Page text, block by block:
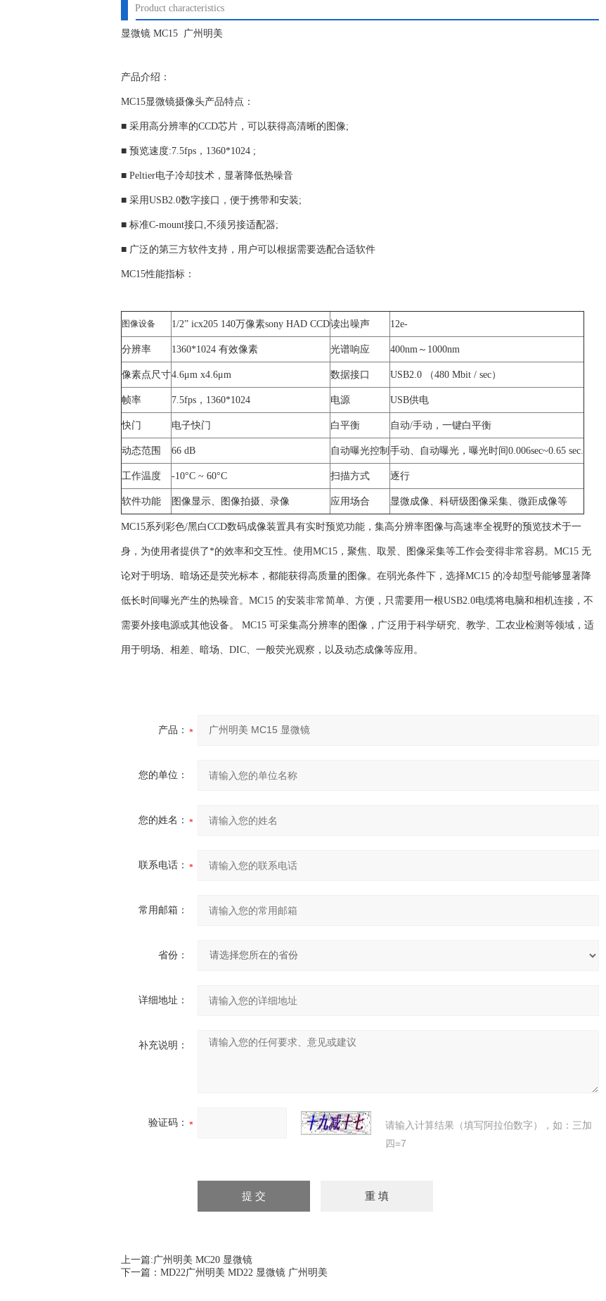
Product characteristics
显微镜 MC15 广州明美
产品介绍：
MC15显微镜摄像头产品特点：
■ 采用高分辨率的CCD芯片，可以获得高清晰的图像;
■ 预览速度:7.5fps，1360*1024 ;
■ Peltier电子冷却技术，显著降低热噪音
■ 采用USB2.0数字接口，便于携带和安装;
■ 标准C-mount接口,不须另接适配器;
■ 广泛的第三方软件支持，用户可以根据需要选配合适软件
MC15性能指标：
图像设备 1/2” icx205 140万像素sony HAD CCD读出噪声 12e-
分辨率 1360*1024 有效像素 光谱响应 400nm～1000nm
像素点尺寸4.6μm x4.6μm 数据接口 USB2.0 （480 Mbit / sec）
帧率 7.5fps，1360*1024 电源 USB供电
快门 电子快门 白平衡 自动/手动，一键白平衡
动态范围 66 dB 自动曝光控制 手动、自动曝光，曝光时间0.006sec~0.65 sec.
工作温度 -10°C ~ 60°C 扫描方式 逐行
软件功能 图像显示、图像拍摄、录像 应用场合 显微成像、科研级图像采集、微距成像等
MC15系列彩色/黑白CCD数码成像装置具有实时预览功能，集高分辨率图像与高速率全视野的预览技术于一
身，为使用者提供了*的效率和交互性。使用MC15，聚焦、取景、图像采集等工作会变得非常容易。MC15 无
论对于明场、暗场还是荧光标本，都能获得高质量的图像。在弱光条件下，选择MC15 的冷却型号能够显著降
低长时间曝光产生的热噪音。MC15 的安装非常简单、方便，只需要用一根USB2.0电缆将电脑和相机连接，不
需要外接电源或其他设备。 MC15 可采集高分辨率的图像，广泛用于科学研究、教学、工农业检测等领域，适
用于明场、相差、暗场、DIC、一般荧光观察，以及动态成像等应用。
产品：
您的单位：
您的姓名：
联系电话：
常用邮箱：
省份：
详细地址：
补充说明：
验证码：
请输入计算结果（填写阿拉伯数字），如：三加
四=7
上一篇:广州明美 MC20 显微镜
下一篇： MD22广州明美 MD22 显微镜 广州明美